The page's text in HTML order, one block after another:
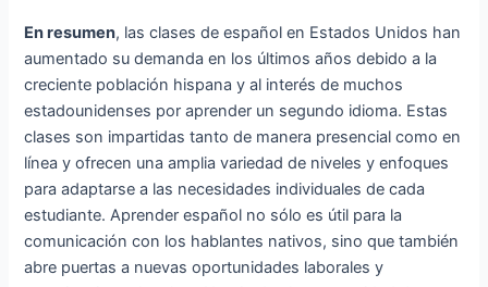
En resumen, las clases de español en Estados Unidos han
aumentado su demanda en los últimos años debido a la
creciente población hispana y al interés de muchos
estadounidenses por aprender un segundo idioma. Estas
clases son impartidas tanto de manera presencial como en
línea y ofrecen una amplia variedad de niveles y enfoques
para adaptarse a las necesidades individuales de cada
estudiante. Aprender español no sólo es útil para la
comunicación con los hablantes nativos, sino que también
abre puertas a nuevas oportunidades laborales y